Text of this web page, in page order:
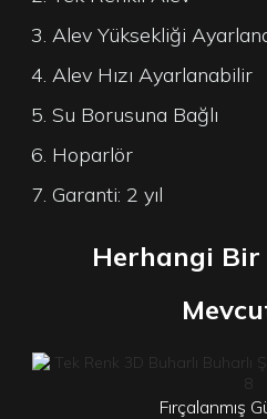
3. Alev Yüksekliği
4. Alev Hızı Ayarlanabilir
5. Su Borusuna Bağlı
6. Hoparlör
7. Garanti: 2 yıl
Herhangi Bir
Fırçalanmış